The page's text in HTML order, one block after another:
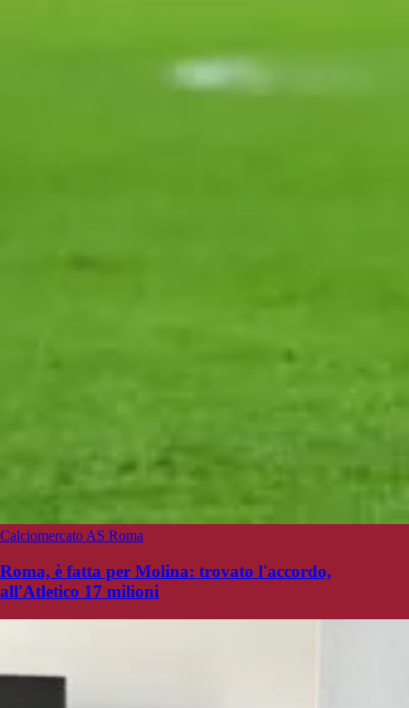
Calciomercato AS Roma
Roma, è fatta per Molina: trovato l'accordo,
all'Atletico 17 milioni